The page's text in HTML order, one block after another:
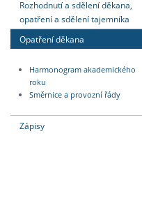
Rozhodnutí a sdělení děkana,
opatření a sdělení tajemníka
Opatření děkana
Harmonogram akademického
roku
Směrnice a provozní řády
Zápisy